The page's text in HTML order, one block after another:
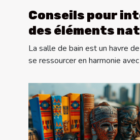
Conseils pour
des éléments
dans la
salle de bain
La salle de bain est un havre
se ressourcer en harmonie